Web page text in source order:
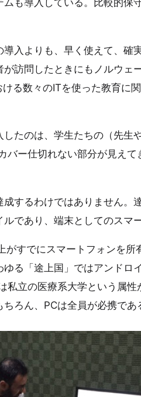
入よりも、早く使えて、確
訪問したときにもノルウェ
る数々のITを使った教育に
たのは、学生たちの（先生
バー仕切れない部分が見え
成するわけではありません。
であり、端末としてのスマ
すでにスマートフォンを所
る「途上国」ではアンドロ
立の医療系大学という属性
ろん、PCは全員が必携であ